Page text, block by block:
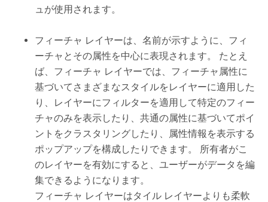
ュが使用されます。
フィーチャ レイヤーは、名前が示すように、フィ
ーチャとその属性を中心に表現されます。 たとえ
ば、フィーチャ レイヤーでは、フィーチャ属性に
基づいてさまざまなスタイルをレイヤーに適用した
り、レイヤーにフィルターを適用して特定のフィー
チャのみを表示したり、共通の属性に基づいてポイ
ントをクラスタリングしたり、属性情報を表示する
ポップアップを構成したりできます。 所有者がこ
のレイヤーを有効にすると、ユーザーがデータを編
集できるようになります。
フィーチャ レイヤーはタイル レイヤーよりも柔軟